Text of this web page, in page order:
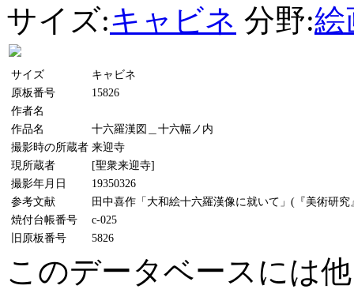
サイズ:キャビネ 分野:絵
サイズ
キャビネ
原板番号
15826
作者名
作品名
十六羅漢図＿十六幅ノ内
撮影時の所蔵者 来迎寺
現所蔵者
[聖衆来迎寺]
撮影年月日
19350326
参考文献
田中喜作「大和絵十六羅漢像に就いて」(『美術研究
焼付台帳番号
c-025
旧原板番号
5826
このデータベースには